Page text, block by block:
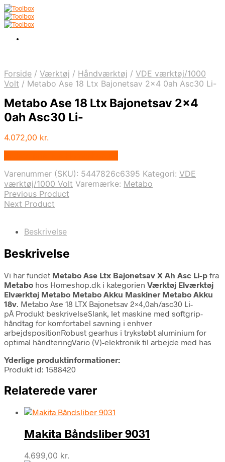
Forside / Værktøj / Håndværktøj / VDE værktøj/1000
Volt / Metabo Ase 18 Ltx Bajonetsav 2×4 0ah Asc30 Li-
Metabo Ase 18 Ltx Bajonetsav 2×4
0ah Asc30 Li-
4.072,00 kr.
Varenummer (SKU): 5447826c6395 Kategori: VDE
værktøj/1000 Volt Varemærke: Metabo
Previous Product
Next Product
Beskrivelse
Beskrivelse
Vi har fundet Metabo Ase Ltx Bajonetsav X Ah Asc Li-p fra
Metabo hos Homeshop.dk i kategorien Værktøj Elværktøj
Elværktøj Metabo Metabo Akku Maskiner Metabo Akku
18v. Metabo Ase 18 LTX Bajonetsav 2×4,0ah/asc30 Li-
pÂ Produkt beskrivelseSlank, let maskine med softgrip-
håndtag for komfortabel savning i enhver
arbejdspositionRobust gearhus i trykstøbt aluminium for
optimal håndteringVario (V)-elektronik til arbejde med has
Yderlige produktinformationer:
Produkt id: 1588420
Relaterede varer
Makita Båndsliber 9031
4.699,00 kr.